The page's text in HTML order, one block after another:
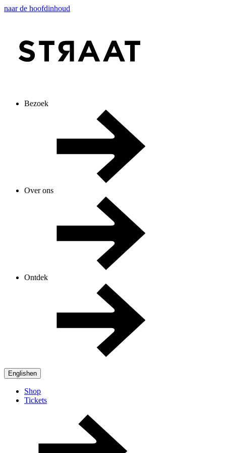
naar de hoofdinhoud
Bezoek
Over ons
Ontdek
Englishen
Shop
Tickets